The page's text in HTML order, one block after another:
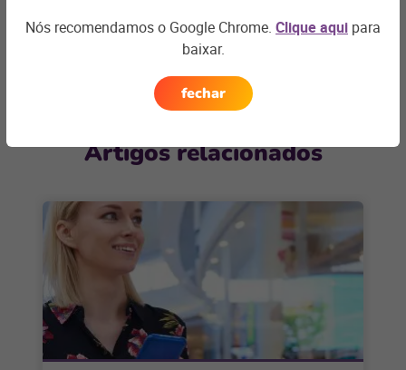
Entre em contato
Artigos relacionados
Nós recomendamos o Google Chrome. Clique aqui para
baixar.
fechar